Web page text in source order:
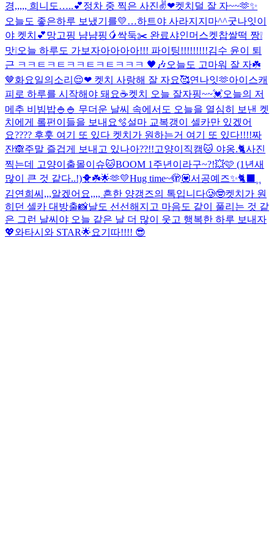
경,,,,, 희니도…..💕정차 중 찍은 사진✌❤켓치덜 잘 자~~🫶✨
오늘도 좋은하루 보냈기를💛…하트야 사라지지마^^굿나잇이
야 켓치💕망고핑 냠냠핑🥭 싹둑✂️ 완료샤인머스켓찹쌀떡 짱❕
맛❕오늘 하루도 가보자아아아아!!! 파이팅!!!!!!!!!김수 윤이 퇴
근 ㅋㅋㅌㅋㅌㅋㅋㅌㅋㅌㅋㅋㅋ 🖤🎶오늘도 고마워 잘 자☘️
🤎화요일의소리😌❤ 켓치 사랑해 잘 자요🥰연나잇🫶아이스캐
피로 하루를 시작해야 돼요☕️켓치 오늘 잘자핑~~💓오늘의 저
메추 비빔밥🍚🍚 무더운 날씨 속에서도 오늘을 열심히 보낸 켓
치에게 롴펀이들을 보내요🫧설마 교복갱이 셀카만 있겠어
요???? 후훗 여기 또 있다 켓치가 원하는거 여기 또 있다!!!!짜
잔🙈주말 즐겁게 보내고 있나아??!!고양이직캠🐱 야옹.🐈사진
찍는데 고양이출몰이슈🐱BOOM 1주년이라구~?!💥🩷 (1년새
많이 큰 것 같다..!)🐥☘️🌟🫶💛Hug time~🫣💟서공예즈✨🐈‍⬛⸒⸒
김연희씨,,,알겠어요,,,, 흔한 양갱즈의 톡입니다🥲🤓켓치가 원
히던 셀카 대방출📸날도 선선해지고 마음도 같이 풀리는 것 같
은 그런 날씨야 오늘 같은 날 더 많이 웃고 행복한 하루 보내자
💖와타시와 STAR🌟요기따!!!! 😎